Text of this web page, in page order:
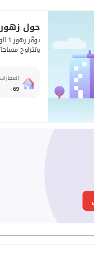
حول زهور 1
وتتراوح مساحاتها بين 700 - 3,274 قدم مربع.
69